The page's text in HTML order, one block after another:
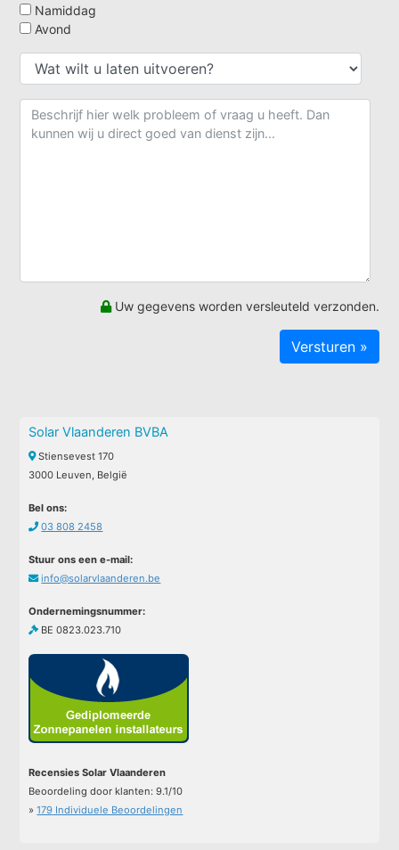
Namiddag
Avond
Uw gegevens worden versleuteld verzonden.
Solar Vlaanderen BVBA
Stiensevest 170
3000 Leuven, België
Bel ons:
03 808 2458
Stuur ons een e-mail:
info@solarvlaanderen.be
Ondernemingsnummer:
BE 0823.023.710
Recensies Solar Vlaanderen
Beoordeling door klanten:9.1/10
»179 Individuele Beoordelingen